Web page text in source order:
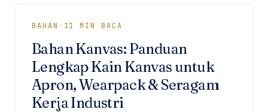
BAHAN · 11 MIN BACA
Bahan Kanvas: Panduan
Lengkap Kain Kanvas untuk
Apron, Wearpack & Seragam
Kerja Industri